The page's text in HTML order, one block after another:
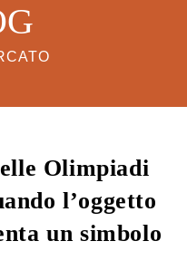
Olimpiadi
l’oggetto
un simbolo